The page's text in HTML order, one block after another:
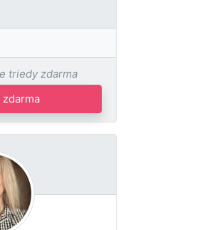
triedy zdarma